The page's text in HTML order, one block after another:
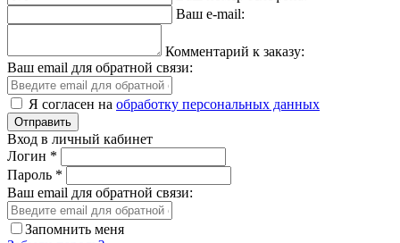
Ваш e-mail:
Комментарий к заказу:
Ваш email для обратной связи:
Я согласен на обработку персональных данных
Вход в личный кабинет
Логин *
Пароль *
Ваш email для обратной связи:
Запомнить меня